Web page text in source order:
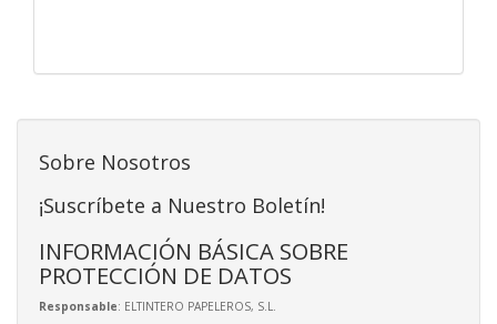
Sobre Nosotros
¡Suscríbete a Nuestro Boletín!
INFORMACIÓN BÁSICA SOBRE
PROTECCIÓN DE DATOS
Responsable: ELTINTERO PAPELEROS, S.L.